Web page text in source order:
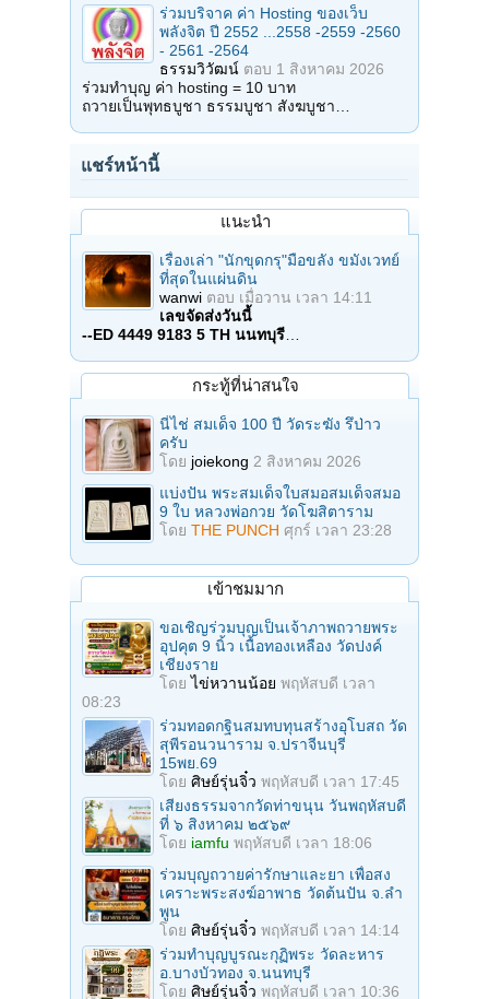
ร่วมบริจาค ค่า Hosting ของเว็บ
พลังจิต ปี 2552 ...2558 -2559 -2560
- 2561 -2564
ธรรมวิวัฒน์ ตอบ 1 สิงหาคม 2026
ร่วมทำบุญ ค่า hosting = 10 บาท
ถวายเป็นพุทธบูชา ธรรมบูชา สังฆบูชา…
แชร์หน้านี้
แนะนำ
เรื่องเล่า "นักขุดกรุ"มือขลัง ขมังเวทย์
ที่สุดในแผ่นดิน
wanwi ตอบ เมื่อวาน เวลา 14:11
เลขจัดส่งวันนี้
--ED 4449 9183 5 TH นนทบุรี…
กระทู้ที่น่าสนใจ
นี่ไช่ สมเด็จ 100 ปี วัดระฆัง รึป่าว
ครับ
โดย joiekong 2 สิงหาคม 2026
แบ่งปัน พระสมเด็จใบสมอสมเด็จสมอ
9 ใบ หลวงพ่อกวย วัดโฆสิตาราม
โดย THE PUNCH ศุกร์ เวลา 23:28
เข้าชมมาก
ขอเชิญร่วมบุญเป็นเจ้าภาพถวายพระ
อุปคุต 9 นิ้ว เนื้อทองเหลือง วัดปงค์
เชียงราย
โดยไข่หวานน้อย พฤหัสบดี เวลา
08:23
ร่วมทอดกฐินสมทบทุนสร้างอุโบสถ วัด
สุพีรอนวนาราม จ.ปราจีนบุรี
15พย.69
โดย ศิษย์รุ่นจิ๋ว พฤหัสบดี เวลา 17:45
เสียงธรรมจากวัดท่าขนุน วันพฤหัสบดี
ที่ ๖ สิงหาคม ๒๕๖๙
โดย iamfu พฤหัสบดี เวลา 18:06
ร่วมบุญถวายค่ารักษาและยา เพื่อสง
เคราะพระสงฆ์อาพาธ วัดต้นปัน จ.ลํา
พูน
โดย ศิษย์รุ่นจิ๋ว พฤหัสบดี เวลา 14:14
ร่วมทําบุญบูรณะกุฏิพระ วัดละหาร
อ.บางบัวทอง จ.นนทบุรี
โดย ศิษย์รุ่นจิ๋ว พฤหัสบดี เวลา 10:36